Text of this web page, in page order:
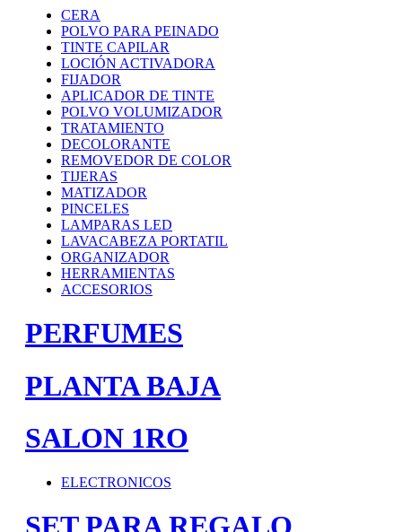
CERA
POLVO PARA PEINADO
TINTE CAPILAR
LOCIÓN ACTIVADORA
FIJADOR
APLICADOR DE TINTE
POLVO VOLUMIZADOR
TRATAMIENTO
DECOLORANTE
REMOVEDOR DE COLOR
TIJERAS
MATIZADOR
PINCELES
LAMPARAS LED
LAVACABEZA PORTATIL
ORGANIZADOR
HERRAMIENTAS
ACCESORIOS
PERFUMES
PLANTA BAJA
SALON 1RO
ELECTRONICOS